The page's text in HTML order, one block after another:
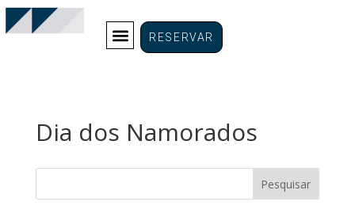
RESERVAR
Dia dos Namorados
Pesquisar